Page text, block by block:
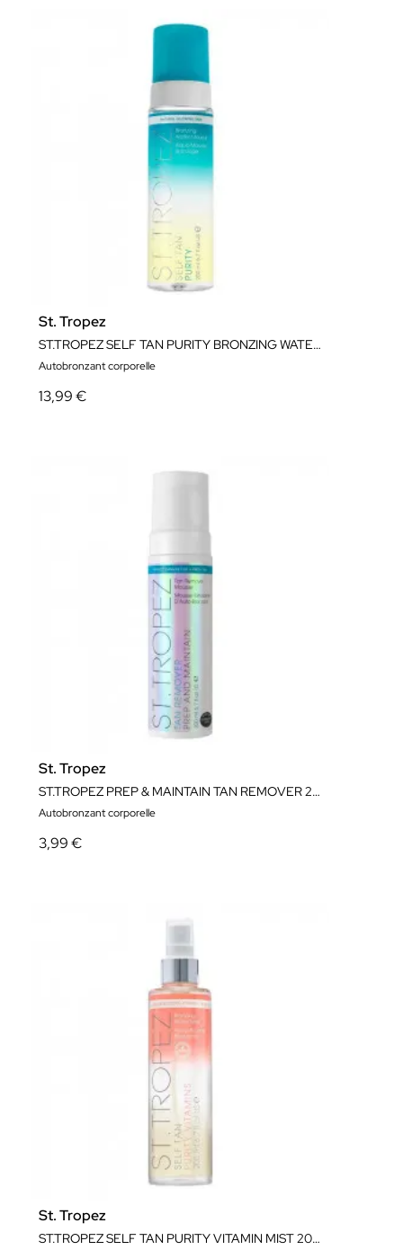
St. Tropez
ST.TROPEZ SELF TAN PURITY BRONZING WATER MOUSSE 200ML
Autobronzant corporelle
13,99 €
St. Tropez
ST.TROPEZ PREP & MAINTAIN TAN REMOVER 200ML
Autobronzant corporelle
3,99 €
St. Tropez
ST.TROPEZ SELF TAN PURITY VITAMIN MIST 200ML